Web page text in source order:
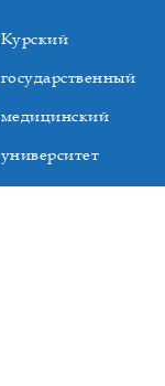
Курский
государственный
медицинский
университет